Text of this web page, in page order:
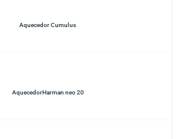
Aquecedor Cumulus
AquecedorHarman neo 20